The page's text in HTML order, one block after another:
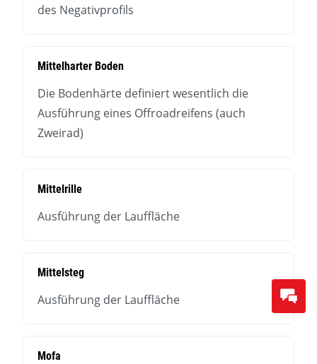
des Negativprofils
Mittelharter Boden
Die Bodenhärte definiert wesentlich die
Ausführung eines Offroadreifens (auch
Zweirad)
Mittelrille
Ausführung der Lauffläche
Mittelsteg
Ausführung der Lauffläche
Mofa